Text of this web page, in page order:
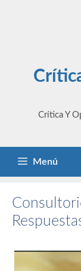
Crítica Y
Menú